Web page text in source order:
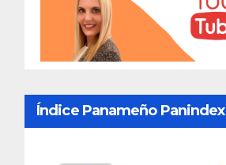
Índice Panameño Panindex